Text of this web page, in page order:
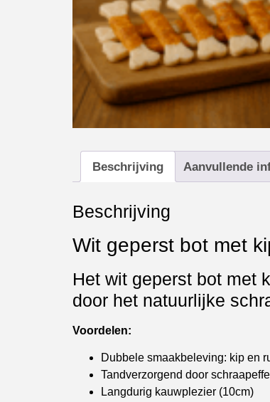
Beschrijving Aanvullende
Beschrijving
Wit geperst bot met
Het wit geperst bot met
door het natuurlijke
Voordelen:
Dubbele smaakbeleving: kip en
Tandverzorgend door
Langdurig kauwplezier (10cm)